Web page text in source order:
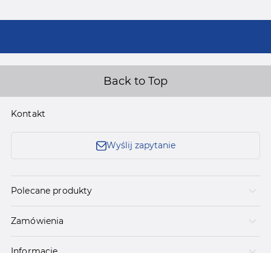
Back to Top
Kontakt
Wyślij zapytanie
Polecane produkty
Zamówienia